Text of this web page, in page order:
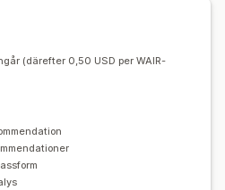
(därefter 0,50 USD per WAIR-